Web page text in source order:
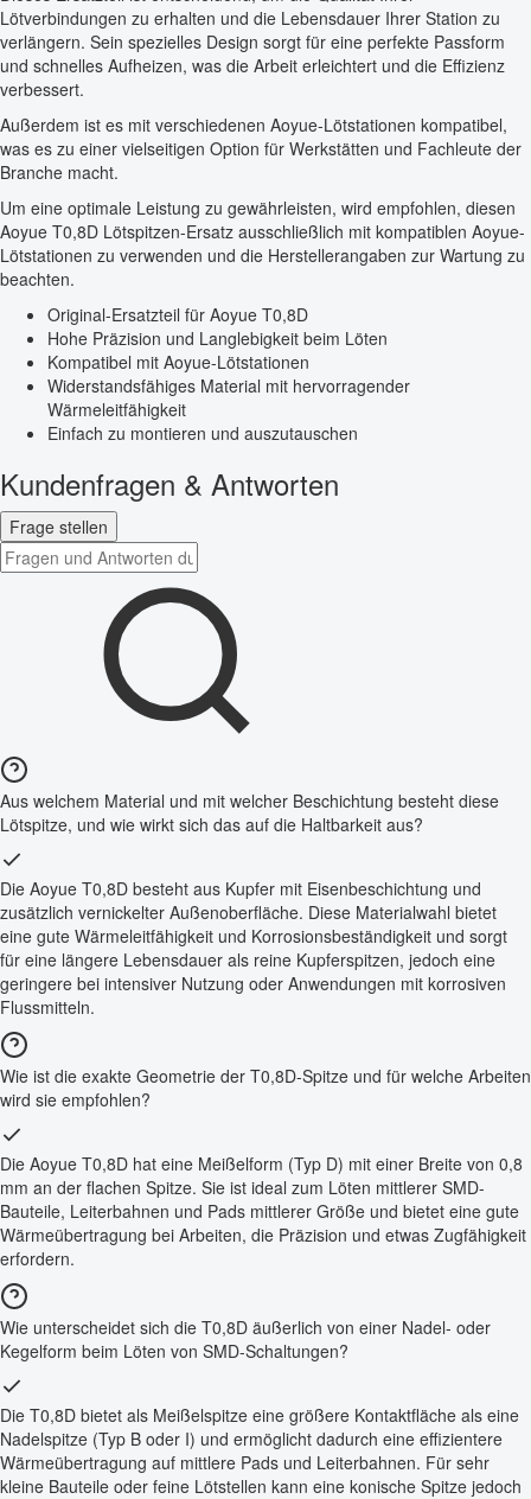
Lötverbindungen zu erhalten und die Lebensdauer Ihrer Station zu
verlängern. Sein spezielles Design sorgt für eine perfekte Passform
und schnelles Aufheizen, was die Arbeit erleichtert und die Effizienz
verbessert.
Außerdem ist es mit verschiedenen Aoyue-Lötstationen kompatibel,
was es zu einer vielseitigen Option für Werkstätten und Fachleute der
Branche macht.
Um eine optimale Leistung zu gewährleisten, wird empfohlen, diesen
Aoyue T0,8D Lötspitzen-Ersatz ausschließlich mit kompatiblen Aoyue-
Lötstationen zu verwenden und die Herstellerangaben zur Wartung zu
beachten.
Original-Ersatzteil für Aoyue T0,8D
Hohe Präzision und Langlebigkeit beim Löten
Kompatibel mit Aoyue-Lötstationen
Widerstandsfähiges Material mit hervorragender
Wärmeleitfähigkeit
Einfach zu montieren und auszutauschen
Kundenfragen & Antworten
Frage stellen
Aus welchem Material und mit welcher Beschichtung besteht diese
Lötspitze, und wie wirkt sich das auf die Haltbarkeit aus?
Die Aoyue T0,8D besteht aus Kupfer mit Eisenbeschichtung und
zusätzlich vernickelter Außenoberfläche. Diese Materialwahl bietet
eine gute Wärmeleitfähigkeit und Korrosionsbeständigkeit und sorgt
für eine längere Lebensdauer als reine Kupferspitzen, jedoch eine
geringere bei intensiver Nutzung oder Anwendungen mit korrosiven
Flussmitteln.
Wie ist die exakte Geometrie der T0,8D-Spitze und für welche Arbeiten
wird sie empfohlen?
Die Aoyue T0,8D hat eine Meißelform (Typ D) mit einer Breite von 0,8
mm an der flachen Spitze. Sie ist ideal zum Löten mittlerer SMD-
Bauteile, Leiterbahnen und Pads mittlerer Größe und bietet eine gute
Wärmeübertragung bei Arbeiten, die Präzision und etwas Zugfähigkeit
erfordern.
Wie unterscheidet sich die T0,8D äußerlich von einer Nadel- oder
Kegelform beim Löten von SMD-Schaltungen?
Die T0,8D bietet als Meißelspitze eine größere Kontaktfläche als eine
Nadelspitze (Typ B oder I) und ermöglicht dadurch eine effizientere
Wärmeübertragung auf mittlere Pads und Leiterbahnen. Für sehr
kleine Bauteile oder feine Lötstellen kann eine konische Spitze jedoch